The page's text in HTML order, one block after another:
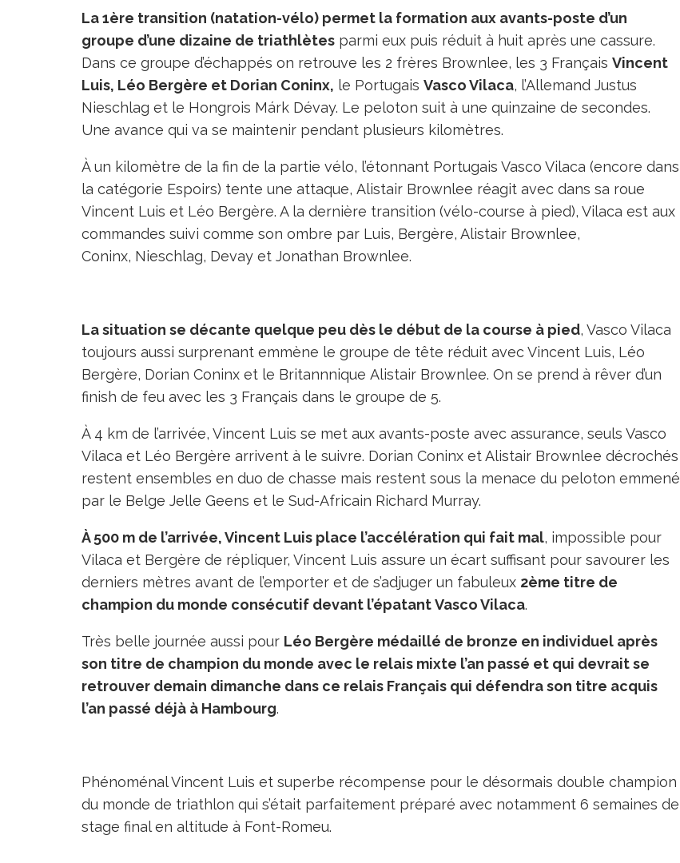
La 1ère transition (natation-vélo) permet la formation aux avants-poste d’un
groupe d’une dizaine de triathlètes parmi eux puis réduit à huit après une cassure.
Dans ce groupe d’échappés on retrouve les 2 frères Brownlee, les 3 Français Vincent
Luis, Léo Bergère et Dorian Coninx, le Portugais Vasco Vilaca, l’Allemand Justus
Nieschlag et le Hongrois Márk Dévay. Le peloton suit à une quinzaine de secondes.
Une avance qui va se maintenir pendant plusieurs kilomètres.
À un kilomètre de la fin de la partie vélo, l’étonnant Portugais Vasco Vilaca (encore dans
la catégorie Espoirs) tente une attaque, Alistair Brownlee réagit avec dans sa roue
Vincent Luis et Léo Bergère. A la dernière transition (vélo-course à pied), Vilaca est aux
commandes suivi comme son ombre par Luis, Bergère, Alistair Brownlee,
Coninx, Nieschlag, Devay et Jonathan Brownlee.
La situation se décante quelque peu dès le début de la course à pied, Vasco Vilaca
toujours aussi surprenant emmène le groupe de tête réduit avec Vincent Luis, Léo
Bergère, Dorian Coninx et le Britannnique Alistair Brownlee. On se prend à rêver d’un
finish de feu avec les 3 Français dans le groupe de 5.
À 4 km de l’arrivée, Vincent Luis se met aux avants-poste avec assurance, seuls Vasco
Vilaca et Léo Bergère arrivent à le suivre. Dorian Coninx et Alistair Brownlee décrochés
restent ensembles en duo de chasse mais restent sous la menace du peloton emmené
par le Belge Jelle Geens et le Sud-Africain Richard Murray.
À 500 m de l’arrivée, Vincent Luis place l’accélération qui fait mal, impossible pour
Vilaca et Bergère de répliquer, Vincent Luis assure un écart suffisant pour savourer les
derniers mètres avant de l’emporter et de s’adjuger un fabuleux 2ème titre de
champion du monde consécutif devant l’épatant Vasco Vilaca.
Très belle journée aussi pour Léo Bergère médaillé de bronze en individuel après
son titre de champion du monde avec le relais mixte l’an passé et qui devrait se
retrouver demain dimanche dans ce relais Français qui défendra son titre acquis
l’an passé déjà à Hambourg.
Phénoménal Vincent Luis et superbe récompense pour le désormais double champion
du monde de triathlon qui s’était parfaitement préparé avec notamment 6 semaines de
stage final en altitude à Font-Romeu.